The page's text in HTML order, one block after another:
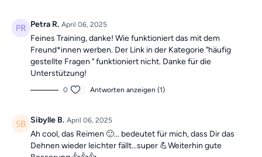
Petra R. April 06, 2025
Feines Training, danke! Wie funktioniert das mit dem
Freund*innen werben. Der Link in der Kategorie "häufig
gestellte Fragen " funktioniert nicht. Danke für die
Unterstützung!
0 Antworten anzeigen (1)
Sibylle B. April 06, 2025
Ah cool, das Reimen 🙂... bedeutet für mich, dass Dir das
Dehnen wieder leichter fällt...super 💪Weiterhin gute